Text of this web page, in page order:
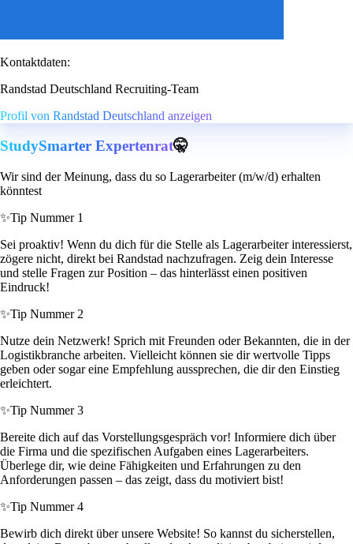
Kontaktdaten:
Randstad Deutschland Recruiting-Team
Profil von Randstad Deutschland anzeigen
StudySmarter Expertenrat🤫
Wir sind der Meinung, dass du so Lagerarbeiter (m/w/d) erhalten
könntest
✨Tip Nummer 1
Sei proaktiv! Wenn du dich für die Stelle als Lagerarbeiter interessierst,
zögere nicht, direkt bei Randstad nachzufragen. Zeig dein Interesse
und stelle Fragen zur Position – das hinterlässt einen positiven
Eindruck!
✨Tip Nummer 2
Nutze dein Netzwerk! Sprich mit Freunden oder Bekannten, die in der
Logistikbranche arbeiten. Vielleicht können sie dir wertvolle Tipps
geben oder sogar eine Empfehlung aussprechen, die dir den Einstieg
erleichtert.
✨Tip Nummer 3
Bereite dich auf das Vorstellungsgespräch vor! Informiere dich über
die Firma und die spezifischen Aufgaben eines Lagerarbeiters.
Überlege dir, wie deine Fähigkeiten und Erfahrungen zu den
Anforderungen passen – das zeigt, dass du motiviert bist!
✨Tip Nummer 4
Bewirb dich direkt über unsere Website! So kannst du sicherstellen,